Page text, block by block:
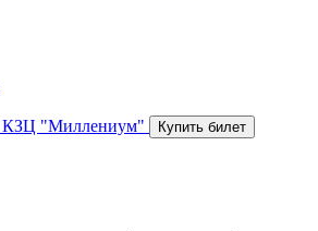
КЗЦ "Миллениум"